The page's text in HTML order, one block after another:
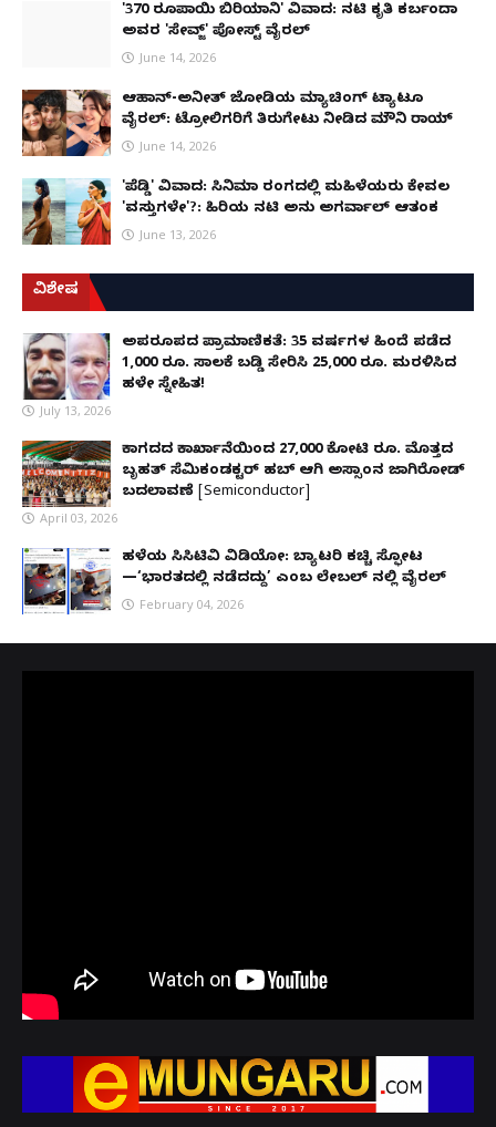
'370 ರೂಪಾಯಿ ಬಿರಿಯಾನಿ' ವಿವಾದ: ನಟಿ ಕೃತಿ ಕರ್ಬಂದಾ
ಅವರ 'ಸೇವ್ಜ್' ಪೋಸ್ಟ್ ವೈರಲ್
June 14, 2026
ಆಹಾನ್-ಅನೀತ್ ಜೋಡಿಯ ಮ್ಯಾಚಿಂಗ್ ಟ್ಯಾಟೂ
ವೈರಲ್: ಟ್ರೋಲಿಗರಿಗೆ ತಿರುಗೇಟು ನೀಡಿದ ಮೌನಿ ರಾಯ್
June 14, 2026
'ಪೆಡ್ಡಿ' ವಿವಾದ: ಸಿನಿಮಾ ರಂಗದಲ್ಲಿ ಮಹಿಳೆಯರು ಕೇವಲ
'ವಸ್ತುಗಳೇ'?: ಹಿರಿಯ ನಟಿ ಅನು ಅಗರ್ವಾಲ್ ಆತಂಕ
June 13, 2026
ವಿಶೇಷ
ಅಪರೂಪದ ಪ್ರಾಮಾಣಿಕತೆ: 35 ವರ್ಷಗಳ ಹಿಂದೆ ಪಡೆದ
1,000 ರೂ. ಸಾಲಕ್ಕೆ ಬಡ್ಡಿ ಸೇರಿಸಿ 25,000 ರೂ. ಮರಳಿಸಿದ
ಹಳೇ ಸ್ನೇಹಿತ!
July 13, 2026
ಕಾಗದದ ಕಾರ್ಖಾನೆಯಿಂದ 27,000 ಕೋಟಿ ರೂ. ಮೊತ್ತದ
ಬೃಹತ್ ಸೆಮಿಕಂಡಕ್ಟರ್ ಹಬ್ ಆಗಿ ಅಸ್ಸಾಂನ ಜಾಗಿರೋಡ್
ಬದಲಾವಣೆ [Semiconductor]
April 03, 2026
ಹಳೆಯ ಸಿಸಿಟಿವಿ ವಿಡಿಯೋ: ಬ್ಯಾಟರಿ ಕಚ್ಚಿ ಸ್ಫೋಟ
—‘ಭಾರತದಲ್ಲಿ ನಡೆದದ್ದು’ ಎಂಬ ಲೇಬಲ್ ನಲ್ಲಿ ವೈರಲ್
February 04, 2026